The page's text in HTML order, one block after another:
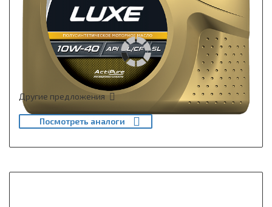
Другие предложения
Посмотреть аналоги